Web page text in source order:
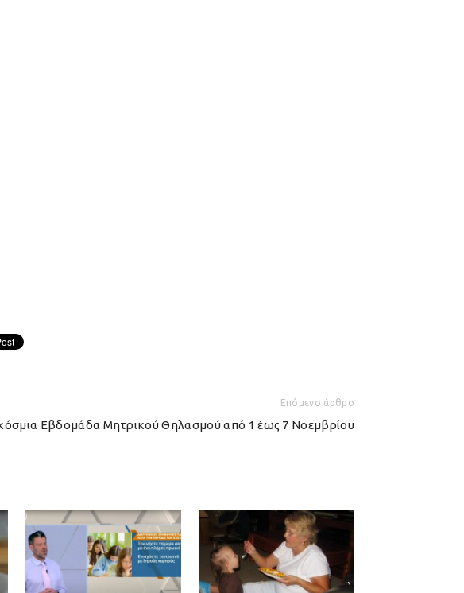
Επόμενο άρθρο
Εβδομάδα Μητρικού Θηλασμού από 1 έως 7 Νοεμβρίου